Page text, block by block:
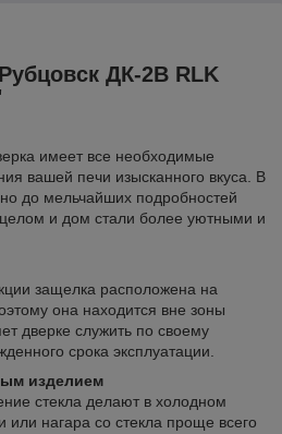
ДК-2В RLK
имеет все необходимые
вашей печи изысканного вкуса. В
до мельчайших подробностей
и дом стали более уютными и
защелка расположена на
она находится вне зоны
дверке служить по своему
срока эксплуатации.
изделием
стекла делают в холодном
нагара со стекла проще всего